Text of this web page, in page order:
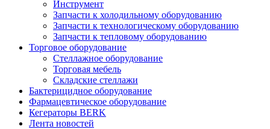
Инструмент
Запчасти к холодильному оборудованию
Запчасти к технологическому оборудованию
Запчасти к тепловому оборудованию
Торговое оборудование
Стеллажное оборудование
Торговая мебель
Складские стеллажи
Бактерицидное оборудование
Фармацевтическое оборудование
Кегераторы BERK
Лента новостей